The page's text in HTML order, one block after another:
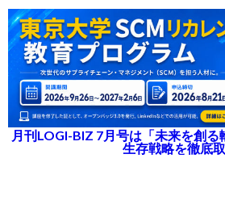
月刊LOGI-BIZ 7月号は「未来を創る
生存戦略を徹底